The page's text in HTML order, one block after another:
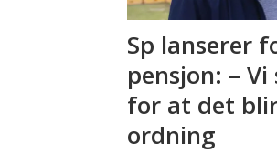
Sp lanserer
pensjon: –
for at det
ordning